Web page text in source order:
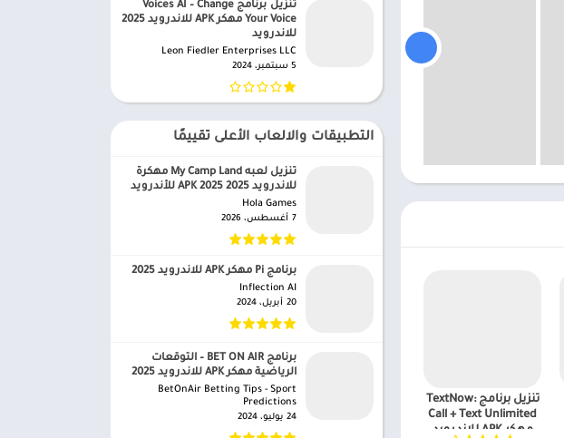
تنزيل برنامج TextNow:
Call + Text Unlimited
مهكر APK للاندرويد
تنزيل برنامج Voices AI – Change
Your Voice مهكر APK للاندرويد 2025
للاندرويد
Leon Fiedler Enterprises LLC‏
5 سبتمبر، 2024
التطبيقات والالعاب الأعلى تقييمًا
تنزيل لعبه My Camp Land مهكرة
للاندرويد APK 2025 2025 للأندرويد
Hola Games‏
7 أغسطس، 2026
برنامج Pi مهكر APK للاندرويد 2025
Inflection AI‏
20 أبريل، 2024
برنامج BET ON AIR – التوقعات
الرياضية مهكر APK للاندرويد 2025
BetOnAir Betting Tips - Sport
Predictions‏
24 يوليو، 2024